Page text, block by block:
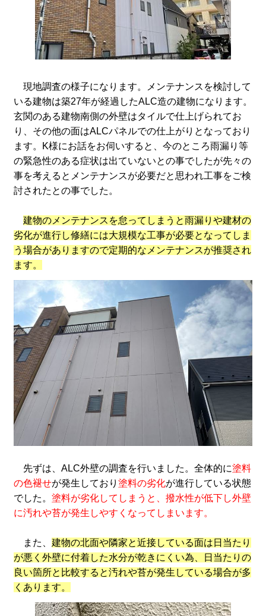
現地調査の様子になります。メンテナンスを検討して
いる建物は築27年が経過したALC造の建物になります。
玄関のある建物南側の外壁はタイルで仕上げられてお
り、その他の面はALCパネルでの仕上がりとなっており
ます。K様にお話をお伺いすると、今のところ雨漏り等
の緊急性のある症状は出ていないとの事でしたが先々の
事を考えるとメンテナンスが必要だと思われ工事をご検
討されたとの事でした。
建物のメンテナンスを怠ってしまうと雨漏りや建材の
劣化が進行し修繕には大規模な工事が必要となってしま
う場合がありますので定期的なメンテナンスが推奨され
ます。
先ずは、ALC外壁の調査を行いました。全体的に塗料
の色褪せが発生しており 塗料の劣化が進行している状態
でした。 塗料が劣化してしまうと、撥水性が低下し外壁
に汚れや苔が発生しやすくなってしまいます。
また、 建物の北面や隣家と近接している面は日当たり
が悪く外壁に付着した水分が乾きにくい為、日当たりの
良い箇所と比較すると汚れや苔が発生している場合が多
くあります。